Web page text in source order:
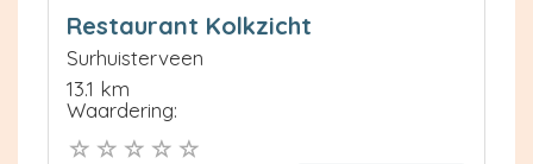
Restaurant Kolkzicht
Surhuisterveen
13.1 km
Waardering: